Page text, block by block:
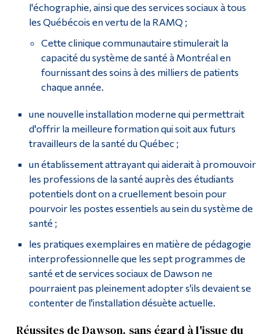
l'échographie, ainsi que des services sociaux à tous
les Québécois en vertu de la RAMQ ;
Cette clinique communautaire stimulerait la
capacité du système de santé à Montréal en
fournissant des soins à des milliers de patients
chaque année.
une nouvelle installation moderne qui permettrait
d'offrir la meilleure formation qui soit aux futurs
travailleurs de la santé du Québec ;
un établissement attrayant qui aiderait à promouvoir
les professions de la santé auprès des étudiants
potentiels dont on a cruellement besoin pour
pourvoir les postes essentiels au sein du système de
santé ;
les pratiques exemplaires en matière de pédagogie
interprofessionnelle que les sept programmes de
santé et de services sociaux de Dawson ne
pourraient pas pleinement adopter s'ils devaient se
contenter de l'installation désuète actuelle.
Réussites de Dawson, sans égard à l'issue du